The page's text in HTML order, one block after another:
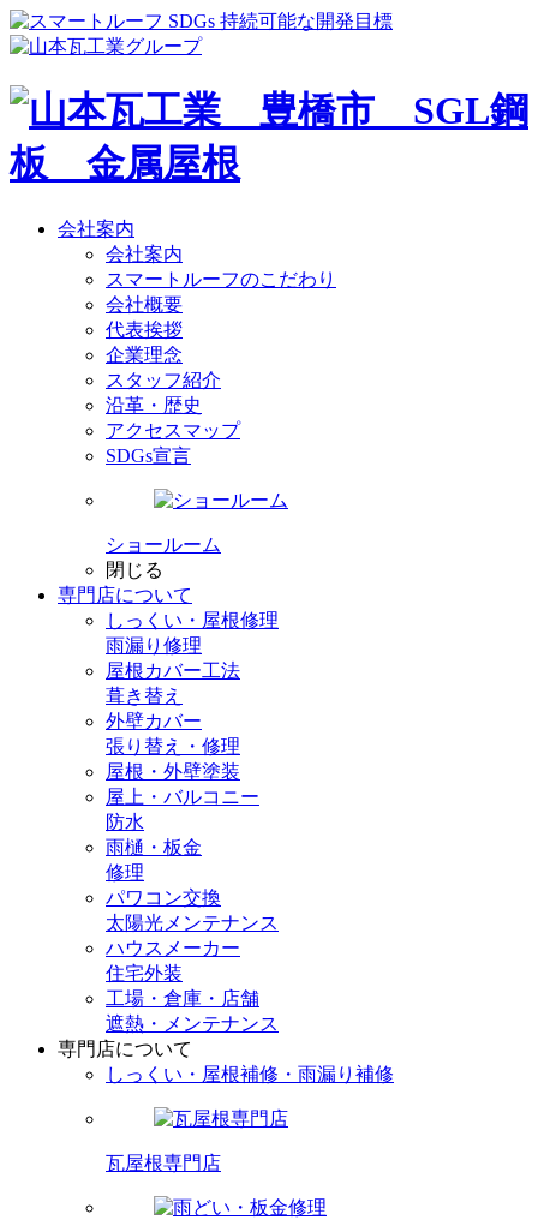
会社案内
会社案内
スマートルーフのこだわり
会社概要
代表挨拶
企業理念
スタッフ紹介
沿革・歴史
アクセスマップ
SDGs宣言
ショールーム
閉じる
専門店について
しっくい・屋根修理
雨漏り修理
屋根カバー工法
葺き替え
外壁カバー
張り替え・修理
屋根・外壁塗装
屋上・バルコニー
防水
雨樋・板金
修理
パワコン交換
太陽光メンテナンス
ハウスメーカー
住宅外装
工場・倉庫・店舗
遮熱・メンテナンス
専門店について
しっくい・屋根補修・雨漏り補修
瓦屋根専門店